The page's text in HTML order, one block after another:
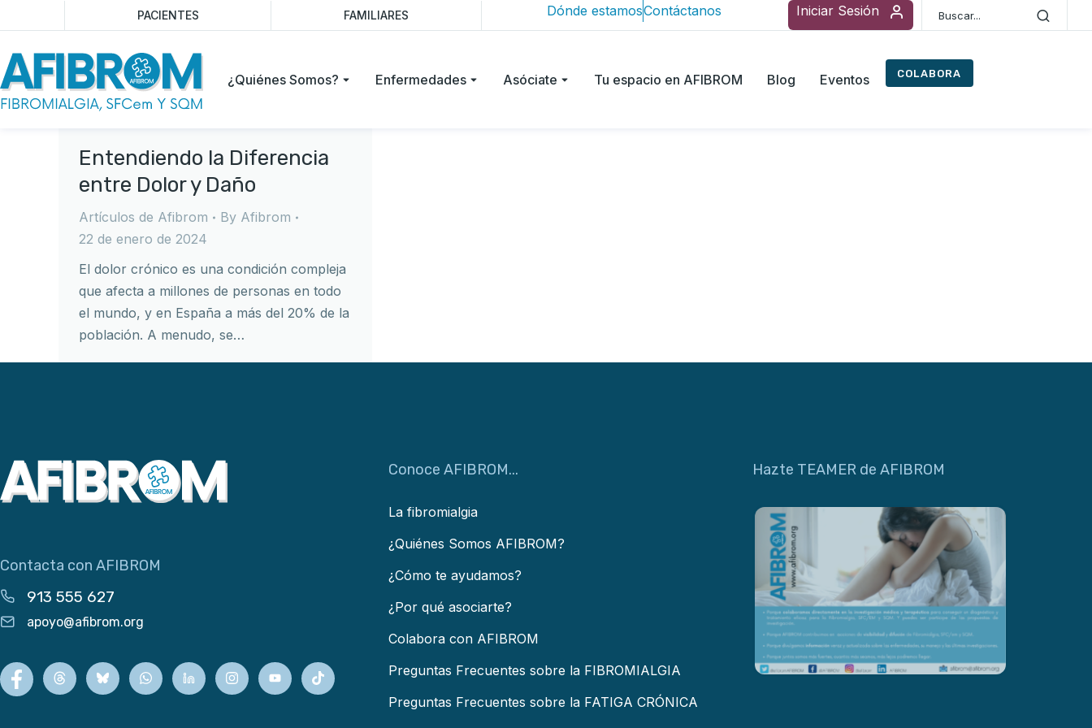
PACIENTES FAMILIARES Dónde estamosContáctanos Iniciar Sesión
¿Quiénes Somos? Enfermedades Asóciate Tu espacio en AFIBROM Blog Eventos COLABORA
Entendiendo la Diferencia
entre Dolor y Daño
Artículos de Afibrom By Afibrom
22 de enero de 2024
El dolor crónico es una condición compleja
que afecta a millones de personas en todo
el mundo, y en España a más del 20% de la
población. A menudo, se…
Contacta con AFIBROM
913 555 627
apoyo@afibrom.org
Conoce AFIBROM...
La fibromialgia
¿Quiénes Somos AFIBROM?
¿Cómo te ayudamos?
¿Por qué asociarte?
Colabora con AFIBROM
Preguntas Frecuentes sobre la FIBROMIALGIA
Preguntas Frecuentes sobre la FATIGA CRÓNICA
Hazte TEAMER de AFIBROM